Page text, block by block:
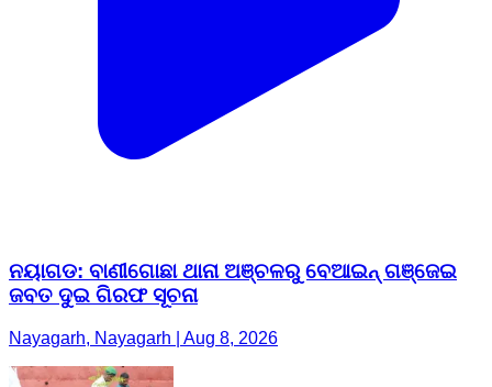
ନୟାଗଡ: ବାଣୀଗୋଛା ଥାନା ଅଞ୍ଚଳରୁ ବେଆଇନ୍ ଗଞ୍ଜେଇ
ଜବତ ଦୁଇ ଗିରଫ ସୂଚନା
Nayagarh, Nayagarh | Aug 8, 2026